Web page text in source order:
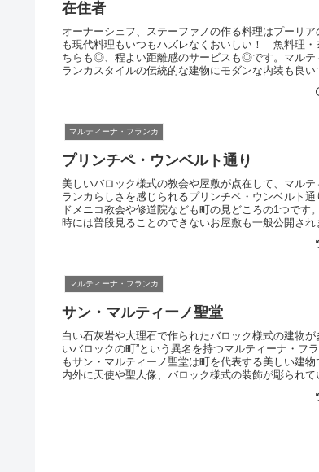
在住者
オーナーシェフ、ステーファノの作る料理はプーリア
も現代料理もいつもハズレなくおいしい！ 魚料理・
ちらも◎、程よい距離感のサービスも◎です。マルテ
ランカスタイルの伝統的な建物にモダンな内装も良い
マルティーナ・フランカ
プリンチペ・ウンベルト通り
美しいバロック様式の教会や屋敷が点在して、マルテ
ランカらしさを感じられるプリンチペ・ウンベルト通
ドメニコ教会や修道院なども町の見どころの1つです
時には普段見ることのできないお屋敷も一般公開され
マルティーナ・フランカ
サン・マルティーノ聖堂
白い石灰岩や大理石で作られたバロック様式の建物が
いバロックの町”という異名を持つマルティーナ・フ
もサン・マルティーノ聖堂は町を代表する美しい建物
内外に天使や聖人像、バロック様式の装飾が彫られて